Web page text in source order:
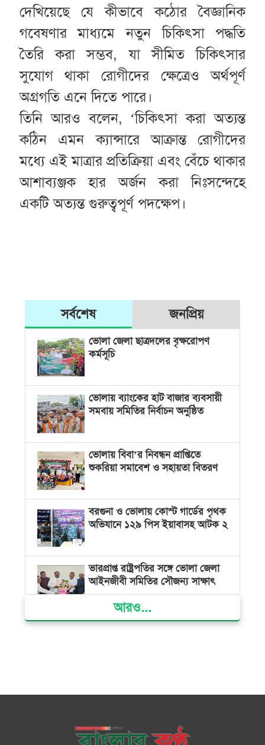
দেখিয়েছে যে কীভাবে কঠোর বৈজ্ঞানিক
গবেষণার মাধ্যমে নতুন চিকিৎসা পদ্ধতি
তৈরি করা সম্ভব, যা সীমিত চিকিৎসার
সুযোগ থাকা রোগীদের ক্ষেত্রেও অর্থপূর্ণ
অগ্রগতি এনে দিতে পারে।
তিনি আরও বলেন, ‘চিকিৎসা করা অত্যন্ত
কঠিন এমন ক্যান্সারে আক্রান্ত রোগীদের
মধ্যে এই মাত্রার প্রতিক্রিয়া এবং বেঁচে থাকার
আশাব্যঞ্জক হার অর্জন করা নিঃসন্দেহে
একটি অত্যন্ত গুরুত্বপূর্ণ পদক্ষেপ।
সর্বশেষ জনপ্রিয়
ভোলা জেলা ছাত্রদলের বৃক্ষরোপণ
কর্মসূচি
ভোলায় ব্যাংকের হাট বাজার ব্যবসায়ী
সমবায় সমিতির নির্বাচন অনুষ্ঠিত
ভোলায় বিবা’র নিবন্ধন প্রাপ্তিতে
শুকরিয়া সমাবেশ ও সহায়তা বিতরণ
বরগুনা ও ভোলায় কোস্ট গার্ডের পৃথক
অভিযানে ১২৯ পিস ইয়াবাসহ আটক ২
ভারপ্রাপ্ত রাষ্ট্রপতির সঙ্গে ভোলা জেলা
আইনজীবী সমিতির সৌজন্য সাক্ষাৎ
দৌলতখানে জমি বিরোধে পরিবারকে
তজুমদ্দিনে চর মোজাম্মেলে চাঁদাবাজি
ও রাজনৈতিক চক্রান্তের অপচেষ্টার
আরও...